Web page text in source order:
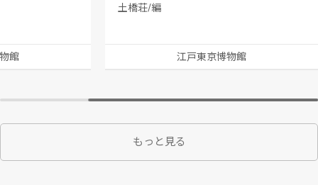
館
土橋荘/編
江戸東京博物館
もっと見る